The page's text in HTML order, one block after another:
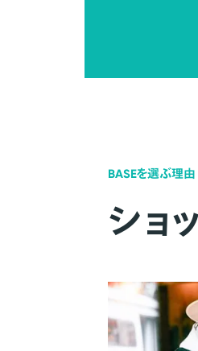
BASEを選ぶ理由
ショ